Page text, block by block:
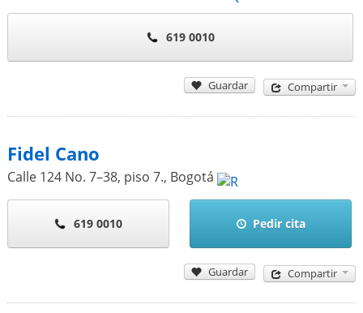
619 0010
Guardar Compartir
Fidel Cano
Calle 124 No. 7–38, piso 7., Bogotá
619 0010 Pedir cita
Guardar Compartir